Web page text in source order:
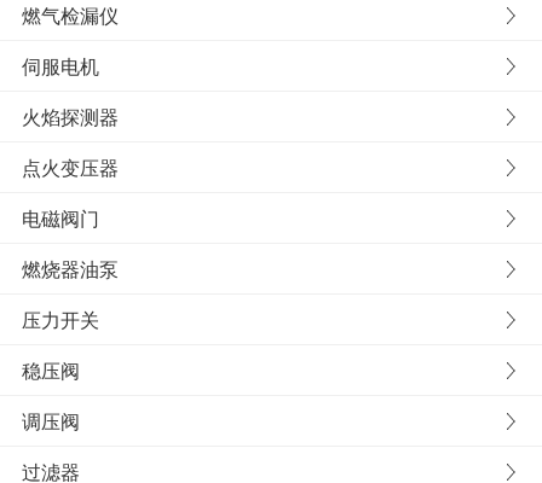
燃气检漏仪
伺服电机
火焰探测器
点火变压器
电磁阀门
燃烧器油泵
压力开关
稳压阀
调压阀
过滤器